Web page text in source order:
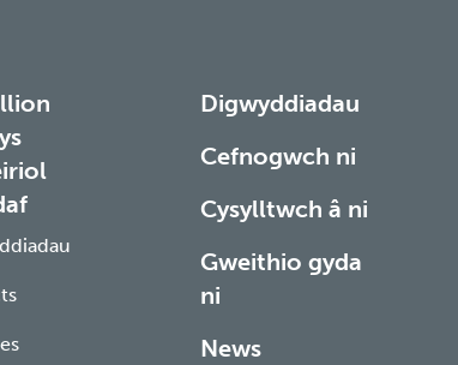
Digwyddiadau
Cefnogwch ni
Cysylltwch â ni
Gweithio gyda
ni
News